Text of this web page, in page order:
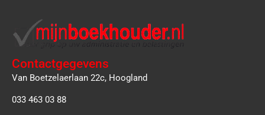
Contactgegevens
Van Boetzelaerlaan 22c, Hoogland
033 463 03 88